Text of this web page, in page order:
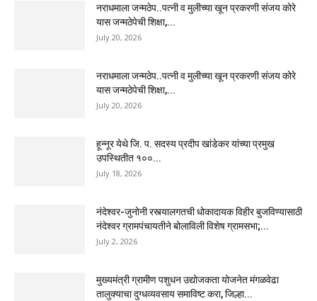
नराधमाला जन्मठेप..पत्नी व मुलीच्या खून प्रकरणी संजय कोरे
यास जन्मठेपेची शिक्षा,...
July 20, 2026
नराधमाला जन्मठेप..पत्नी व मुलीच्या खून प्रकरणी संजय कोरे
यास जन्मठेपेची शिक्षा,...
July 20, 2026
हून्नूर येथे जि. प. सदस्य प्रदीप खांडेकर यांच्या प्रमुख
उपस्थितीत १००...
July 18, 2026
नंदेश्वर-जुनोनी रस्त्यालगतची धोकादायक विहीर बुजविण्यासाठी
नंदेश्वर ग्रामपंचायतीने बोलाविली विशेष ग्रामसभा;...
July 2, 2026
मुख्यमंत्री ग्रामीण पशुधन उद्योजकता योजनेत मंगळवेढा
तालुक्याचा दुग्धव्यवसाय समाविष्ट करा, जिल्हा...